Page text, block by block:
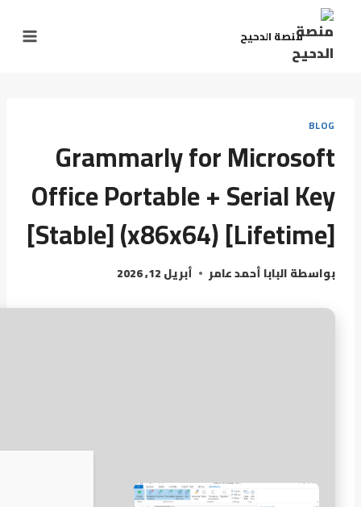
منصة الدحيح
BLOG
Grammarly for Microsoft
Office Portable + Serial Key
[Stable] (x86x64) [Lifetime]
بواسطةالبابا أحمد عامر أبريل 12, 2026